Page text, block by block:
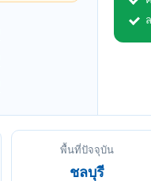
พื้นที่ปัจจุบัน
ชลบุรี